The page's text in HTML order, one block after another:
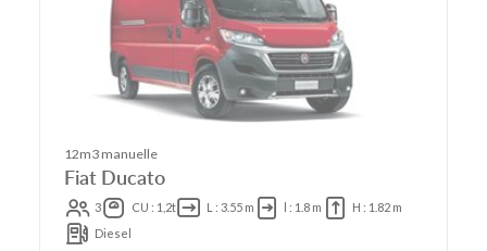
12m3 manuelle
Fiat Ducato
3 CU : 1,2t L : 3.55 m l : 1.8 m
H : 1.82 m
Diesel